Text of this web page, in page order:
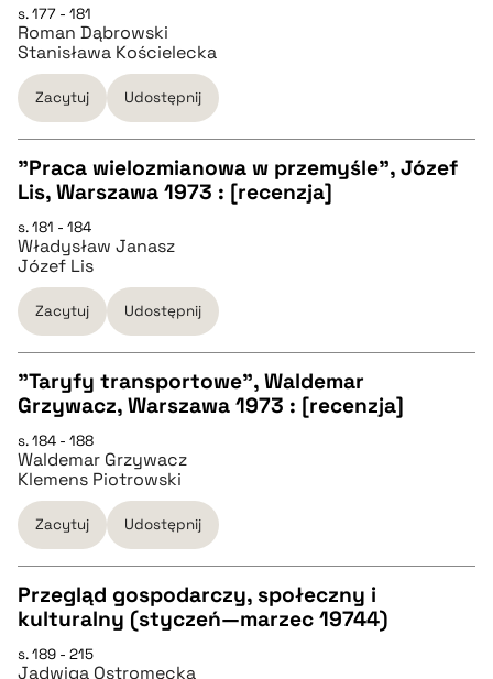
pobierz cytat
BIBTEX
pobierz cytat
s. 177 - 181
Roman Dąbrowski
Stanisława Kościelecka
Zacytuj Udostępnij
pobierz cytat
BIBTEX
pobierz cytat
"Praca wielozmianowa w przemyśle", Józef
Lis, Warszawa 1973 : [recenzja]
s. 181 - 184
Władysław Janasz
Józef Lis
Zacytuj Udostępnij
CZYSTY TEKST
pobierz cytat
BIBTEX
pobierz cytat
"Taryfy transportowe", Waldemar
Grzywacz, Warszawa 1973 : [recenzja]
s. 184 - 188
Waldemar Grzywacz
Klemens Piotrowski
Zacytuj Udostępnij
CZYSTY TEKST
Przegląd gospodarczy, społeczny i
kulturalny (styczeń—marzec 19744)
s. 189 - 215
Jadwiga Ostromęcka